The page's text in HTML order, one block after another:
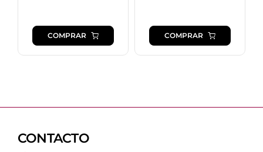
COMPRAR COMPRAR
CONTACTO